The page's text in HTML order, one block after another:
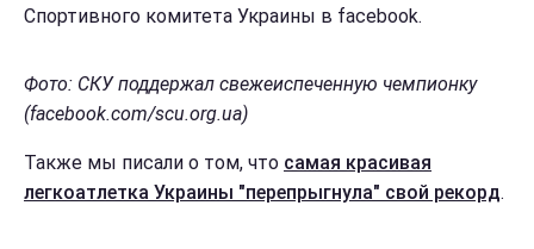
Спортивного комитета Украины в facebook.
Фото: СКУ поддержал свежеиспеченную чемпионку
(facebook.com/scu.org.ua)
Также мы писали о том, что самая красивая
легкоатлетка Украины "перепрыгнула" свой рекорд.